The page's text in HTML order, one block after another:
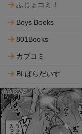
ふじょコミ！
Boys Books
801Books
カプコミ
BLぱらだいす